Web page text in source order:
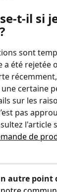
t-il si
sont
a été rejetée
certaine
sur les
pas
l'article
de
autre point